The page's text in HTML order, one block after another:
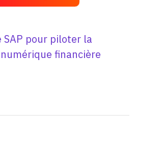
pour piloter la
financière